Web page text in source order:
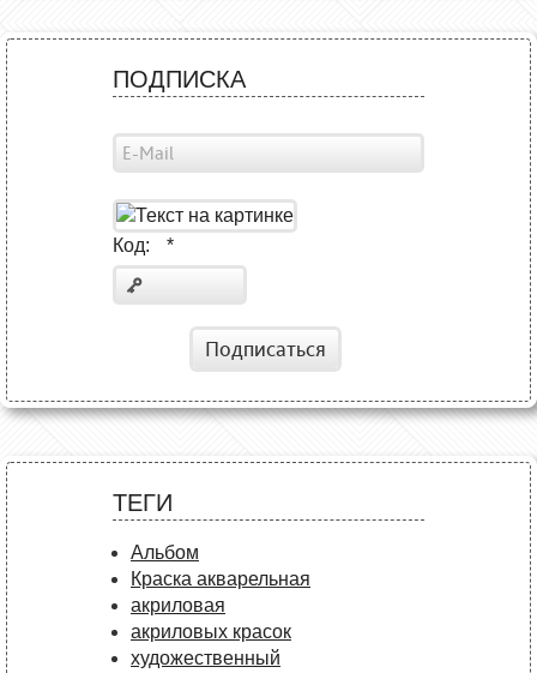
ПОДПИСКА
Код: *
Подписаться
ТЕГИ
Альбом
Краска акварельная
акриловая
акриловых красок
художественный